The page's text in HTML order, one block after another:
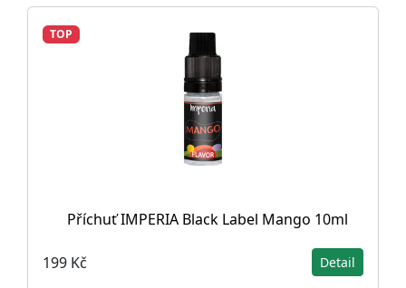
TOP
Příchuť IMPERIA Black Label Mango 10ml
199 Kč Detail